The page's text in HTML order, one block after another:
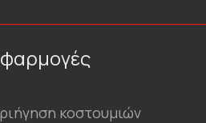
κοστουμιών